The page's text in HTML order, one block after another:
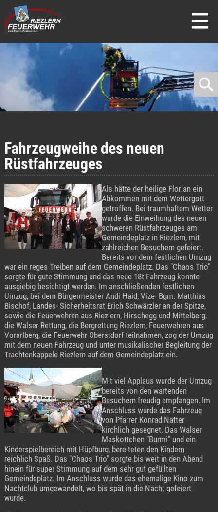
direkt zur Navigation
direkt zum Inhalt
Fahrzeugweihe des neuen
Rüstfahrzeuges
Als hätte der heilige Florian ein
Abkommen mit dem Wettergott
getroffen. Bei traumhaftem Wetter
wurde die Einweihung des neuen
schweren Rüstfahrzeuges am
Gemeindeplatz in Riezlern, mit
zahlreichen Besuchern gefeiert.
Bereits vor dem festlichen Umzug
war ein reges Treiben auf dem Gemeindeplatz. Das "Chaos Trio"
sorgte für gute Stimmung und das neue 18t Fahrzeug konnte
ausgiebig besichtigt werden. Im anschließenden festlichen
Umzug, bei dem Bürgermeister Andi Haid, Vize- Bgm. Matthias
Bischof, Landes- Sicherheitsrat Erich Schwärzler an der Spitze,
sowie die Feuerwehren aus Riezlern, Hirschegg und Mittelberg,
die Walser Rettung, die Bergrettung Riezlern, Feuerwehren aus
Vorarlberg, die Feuerwehr Oberstdorf teilnahmen, zog der Umzug
mit dem neuen Fahrzeug und unter musikalischer Begleitung der
Trachtenkappele Riezlern auf dem Gemeindeplatz ein.
Mit viel Applaus wurde der Umzug
bereits von den wartenden
Besuchern freudig empfangen. Im
Anschluss wurde das Fahrzeug
von Pfarrer Konrad Natter
kirchlich gesegnet. Das Walser
Maskottchen "Burmi" und ein
Kinderspielbereich mit Hüpfburg, bereiteten den Kindern
reichlich Spaß. Das "Chaos Trio" sorgte bis weit in den Abend
hinein für super Stimmung auf dem sehr gut gefüllten
Gemeindeplatz. Im Anschluss wurde das ehemalige Kino zum
Nachtclub umgewandelt, wo bis spät in die Nacht gefeiert
wurde.